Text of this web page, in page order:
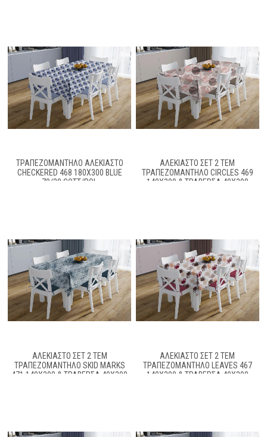
ΤΡΑΠΕΖΟΜΆΝΤΗΛΟ ΑΛΈΚΙΑΣΤΟ
CHECKERED 468 180X300 BLUE
70/30 COTT/POL
ΑΛΈΚΙΑΣΤΟ ΣΕΤ 2 ΤΕΜ
ΤΡΑΠΕΖΟΜΆΝΤΗΛΟ CIRCLES 469
140X300 & ΤΡΑΒΈΡΣΑ 40X300
ΑΛΈΚΙΑΣΤΟ ΣΕΤ 2 ΤΕΜ
ΤΡΑΠΕΖΟΜΆΝΤΗΛΟ SKID MARKS
471 140X300 & ΤΡΑΒΈΡΣΑ 40X300
ΑΛΈΚΙΑΣΤΟ ΣΕΤ 2 ΤΕΜ
ΤΡΑΠΕΖΟΜΆΝΤΗΛΟ LEAVES 467
140X300 & ΤΡΑΒΈΡΣΑ 40X300